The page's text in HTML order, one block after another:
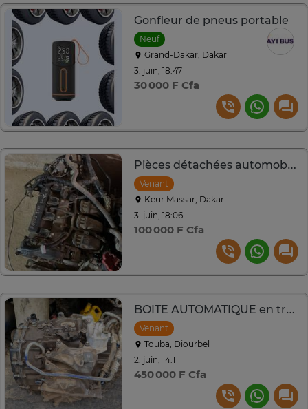
Gonfleur de pneus portable
Neuf
Grand-Dakar, Dakar
3. juin, 18:47
30 000 F Cfa
Pièces détachées automobile
Venant
Keur Massar, Dakar
3. juin, 18:06
100 000 F Cfa
BOITE AUTOMATIQUE en très bon état FORD ESCAPE 1.6... 4×4
Venant
Touba, Diourbel
2. juin, 14:11
450 000 F Cfa